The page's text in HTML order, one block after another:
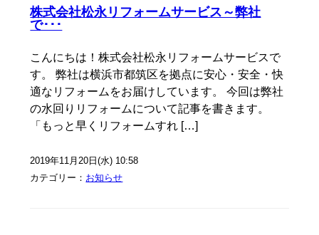
株式会社松永リフォームサービス～弊社
で･･･
こんにちは！株式会社松永リフォームサービスで
す。 弊社は横浜市都筑区を拠点に安心・安全・快
適なリフォームをお届けしています。 今回は弊社
の水回りリフォームについて記事を書きます。
「もっと早くリフォームすれ […]
2019年11月20日(水) 10:58
カテゴリー： お知らせ